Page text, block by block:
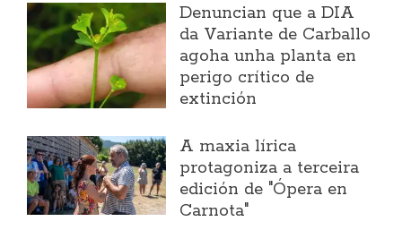
Denuncian que a DIA
da Variante de Carballo
agoha unha planta en
perigo crítico de
extinción
A maxia lírica
protagoniza a terceira
edición de "Ópera en
Carnota"